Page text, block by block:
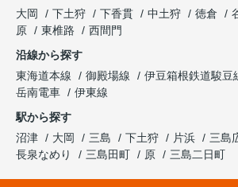
大岡
下土狩 下香貫 中土狩 徳倉
原
東椎路
西間門
沿線から探す
東海道本線
御殿場線 伊豆箱根鉄道駿豆
岳南電車
伊東線
駅から探す
沼津
大岡 三島 下土狩 片浜
三島
長泉なめり
三島田町 原 三島二日町